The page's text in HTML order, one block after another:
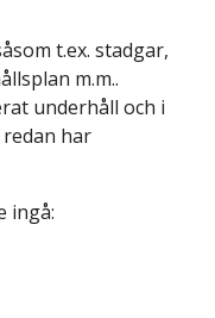
t.ex. stadgar,
m.m..
underhåll och i
har
ingå: